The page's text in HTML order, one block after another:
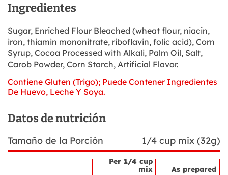
Ingredientes
Sugar, Enriched Flour Bleached (wheat flour, niacin,
iron, thiamin mononitrate, riboflavin, folic acid), Corn
Syrup, Cocoa Processed with Alkali, Palm Oil, Salt,
Carob Powder, Corn Starch, Artificial Flavor.
Contiene Gluten (Trigo); Puede Contener Ingredientes
De Huevo, Leche Y Soya.
Datos de nutrición
Tamaño de la Porción 1/4 cup mix (32g)
Per 1/4 cup
mix
As prepared